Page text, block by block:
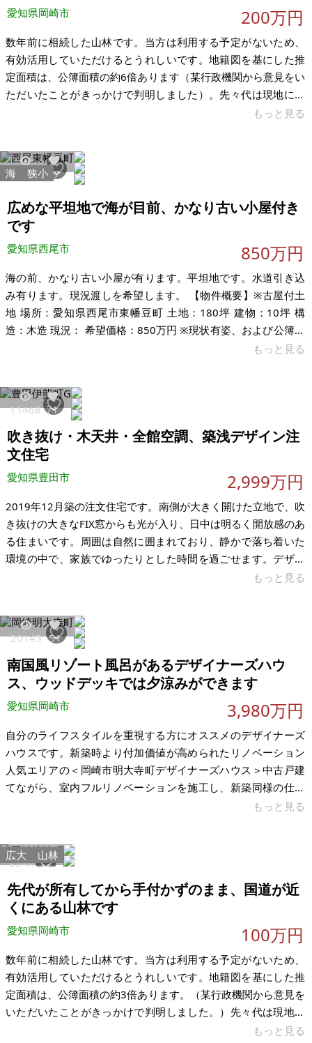
愛知県岡崎市 200万円
数年前に相続した山林です。当方は利用する予定がないため、
有効活用していただけるとうれしいです。地籍図を基にした推
定面積は、公簿面積の約6倍あります（某行政機関から意見をい
ただいたことがきっかけで判明しました）。先々代は現地に行
っていたようですが、先代と当方は現地確認をしたことがあり
しでお願いします。 形状は短冊状です（推定幅 最小3m、最大
8m程）。国道473号のすぐ横です。本宿（新東名岡崎東IC、東
名音羽蒲郡IC、国道1号）や蒲郡（国道23号 蒲郡IC）からのア
クセスが良好です
もっと見る
3754 17
海 狭小
広めな平坦地で海が目前、かなり古い小屋付き
です
愛知県西尾市 850万円
海の前、かなり古い小屋が有ります。平坦地です。水道引き込
み有ります。現況渡しを希望します。 【物件概要】※古屋付土
地 場所：愛知県西尾市東幡豆町 土地：180坪 建物：10坪 構
造：木造 現況： 希望価格：850万円 ※現状有姿、および公簿売
もっと見る
11468 71
吹き抜け・木天井・全館空調、築浅デザイン注
文住宅
愛知県豊田市 2,999万円
2019年12月築の注文住宅です。南側が大きく開けた立地で、吹
き抜けの大きなFIX窓からも光が入り、日中は明るく開放感のあ
る住まいです。周囲は自然に囲まれており、静かで落ち着いた
環境の中で、家族でゆったりとした時間を過ごせます。デザイ
ン性と快適性のバランスにこだわって建てられた住まいで、注
ズインクローゼット。収納量が多く、5人家族でも余裕をもって
生活できる設計となっています。洗濯は室内干し・ウッドデッ
キ外干しの両方に対応しており、日常の家事動線にも配慮され
ています。LDKは約
もっと見る
20143 51
南国風リゾート風呂があるデザイナーズハウ
ス、ウッドデッキでは夕涼みができます
愛知県岡崎市 3,980万円
自分のライフスタイルを重視する方にオススメのデザイナーズ
ハウスです。新築時より付加価値が高められたリノベーション
人気エリアの＜岡崎市明大寺町デザイナーズハウス＞中古戸建
てながら、室内フルリノベーションを施工し、新築同様の仕上
がりになっています。庭にはウッドデッキを設置しており、植
が感じられます。こだわりが詰まったデザイナーズハウスをぜ
段、開放感のあるLDK、キッチン背面ストックルーム、高級感
あふれるホテルライクなトイレ、広さと
もっと見る
5579 41
広大 山林
先代が所有してから手付かずのまま、国道が近
くにある山林です
愛知県岡崎市 100万円
数年前に相続した山林です。当方は利用する予定がないため、
有効活用していただけるとうれしいです。地籍図を基にした推
定面積は、公簿面積の約3倍あります。（某行政機関から意見を
いただいたことがきっかけで判明しました。）先々代は現地に
行っていたようですが、先代と当方は現地確認をしたことがあ
もっと見る